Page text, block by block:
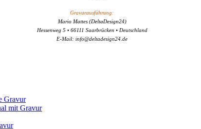
Gravurausführung:
Mario Mattes (DeltaDesign24)
Hessenweg 5 • 66111 Saarbrücken • Deutschland
E-Mail: info@deltadesign24.de